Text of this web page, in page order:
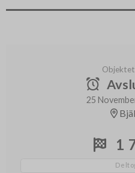
25
1